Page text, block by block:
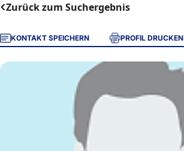
Zurück zum Suchergebnis
KONTAKT SPEICHERN PROFIL DRUCKEN